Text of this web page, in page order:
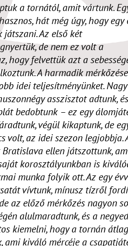
a tornától, amit vártunk.
hát még úgy, hogy egy
Az első két
de nem ez volt a
hogy felvettük azt a
A harmadik
idei teljesítményünket.
asszisztot adtunk, és
bedobtunk – ez egy
végül kikaptunk, de
volt, az idei szezon legjobbja.
ellen játszottunk,
korosztályunkban is
munka folyik ott. Az egy
vívtunk, mínusz tízről
az előző mérkőzés nagyon
alulmaradtunk, és a
kiemelni, hogy a tornán
ami kiváló mércéje a